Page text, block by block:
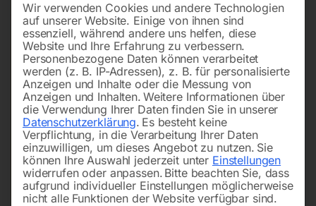
Wir verwenden Cookies und andere Technologien
auf unserer Website. Einige von ihnen sind
essenziell, während andere uns helfen, diese
Website und Ihre Erfahrung zu verbessern.
Personenbezogene Daten können verarbeitet
werden (z. B. IP-Adressen), z. B. für personalisierte
Anzeigen und Inhalte oder die Messung von
Anzeigen und Inhalten. Weitere Informationen über
die Verwendung Ihrer Daten finden Sie in unserer
Datenschutzerklärung. Es besteht keine
Verpflichtung, in die Verarbeitung Ihrer Daten
einzuwilligen, um dieses Angebot zu nutzen. Sie
können Ihre Auswahl jederzeit unter Einstellungen
widerrufen oder anpassen. Bitte beachten Sie, dass
aufgrund individueller Einstellungen möglicherweise
nicht alle Funktionen der Website verfügbar sind.